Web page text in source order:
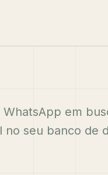
em
no seu banco de